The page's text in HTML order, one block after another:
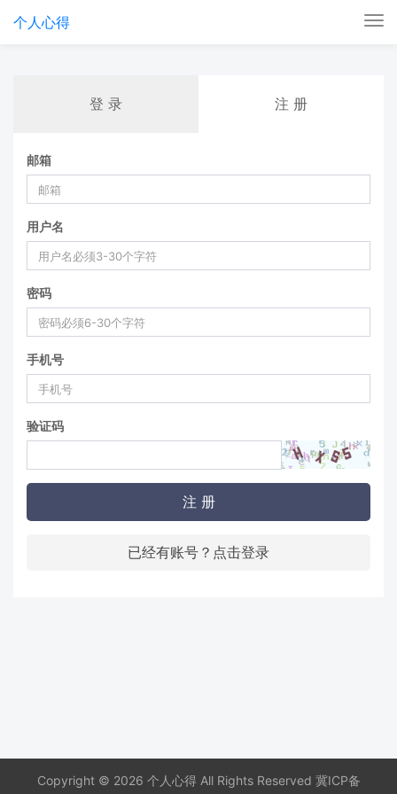
个人心得
登 录 注 册
邮箱
用户名
密码
手机号
验证码
注 册
已经有账号？点击登录
Copyright © 2026 个人心得 All Rights Reserved 冀ICP备